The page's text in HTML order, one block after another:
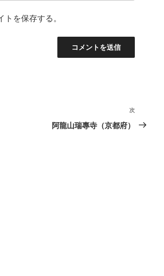
を保存する。
次
の
次
阿龍山瑞專寺（京都府）